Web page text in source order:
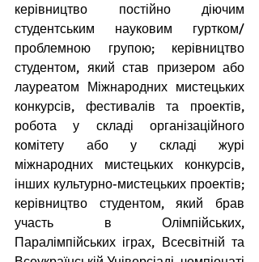
керівництво постійно діючим
студентським науковим гуртком/
проблемною групою; керівництво
студентом, який став призером або
лауреатом Міжнародних мистецьких
конкурсів, фестивалів та проектів,
робота у складі організаційного
комітету або у складі журі
міжнародних мистецьких конкурсів,
інших культурно-мистецьких проектів;
керівництво студентом, який брав
участь в Олімпійських,
Паралімпійських іграх, Всесвітній та